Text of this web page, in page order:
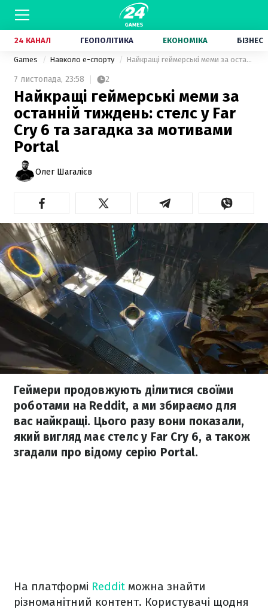
24 КАНАЛ ГЕОПОЛІТИКА ЕКОНОМІКА БІЗНЕС
Games Навколо е-спорту Найкращі геймерські меми за останній тиждень: стелс у Far Cry 6 та загадка за мотивами Portal
7 листопада, 23:58 2
Найкращі геймерські меми за
останній тиждень: стелс у Far
Cry 6 та загадка за мотивами
Portal
Олег Шагалієв
Геймери продовжують ділитися своїми
роботами на Reddit, а ми збираємо для
вас найкращі. Цього разу вони показали,
який вигляд має стелс у Far Cry 6, а також
згадали про відому серію Portal.
На платформі Reddit можна знайти
різноманітний контент. Користувачі щодня